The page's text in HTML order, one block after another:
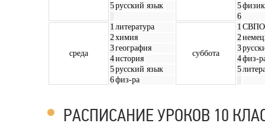
5русский язык 5
6
среда
1 литература
суббота
1 СВПО
2химия 2
3география 3
4история 4физ-
5русский язык 5
6физ-ра
РАСПИСАНИЕ УРОКОВ 10